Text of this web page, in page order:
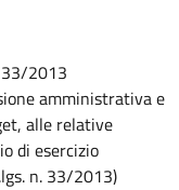
33/2013
amministrativa e
alle relative
di esercizio
n. 33/2013)